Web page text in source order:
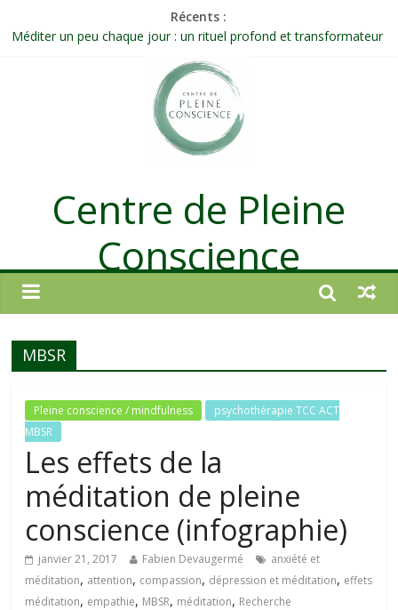
Récents :
Méditer un peu chaque jour : un rituel profond et transformateur
Célébrer la Vie jusque dans les petites actions
Quand on n’arrive plus à agir : et si ce n’était pas un manque de
Une attention consciente d’elle-même, non dirigée par le mental
Centre de Pleine
Conscience
MBSR
Pleine conscience / mindfulness
psychothérapie TCC ACT
MBSR
Les effets de la
méditation de pleine
conscience (infographie)
janvier 21, 2017 Fabien Devaugermé
anxiété et
méditation, attention, compassion, dépression et méditation, effets
méditation, empathie, MBSR, méditation, Recherche